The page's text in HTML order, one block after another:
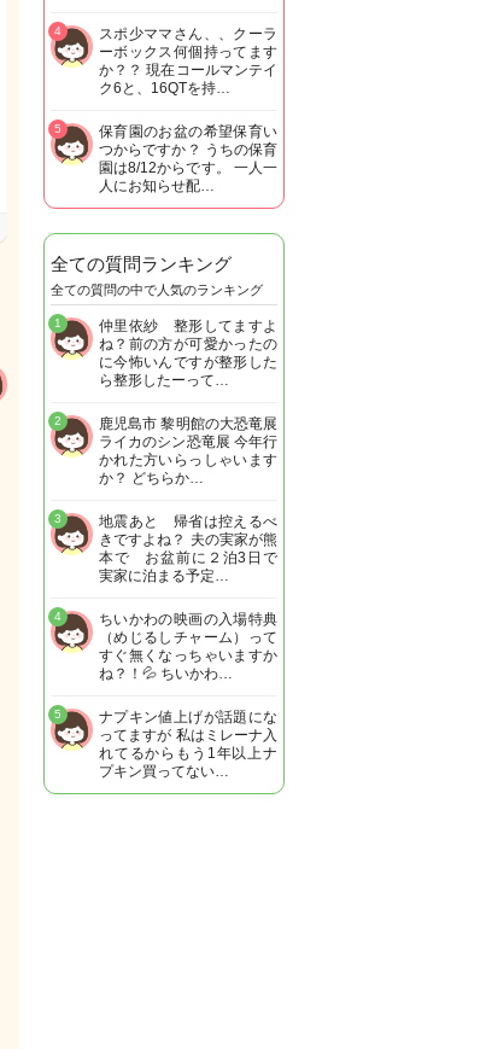
スポ少ママさん、、クーラ
ーボックス何個持ってます
か？？ 現在コールマンテイ
ク6と、16QTを持…
4
保育園のお盆の希望保育い
つからですか？ うちの保育
園は8/12からです。 一人一
人にお知らせ配…
5
全ての質問ランキング
全ての質問の中で人気のランキング
仲里依紗 整形してますよ
ね？前の方が可愛かったの
に今怖いんですが整形した
ら整形したーって…
1
鹿児島市 黎明館の大恐竜展
ライカのシン恐竜展 今年行
かれた方いらっしゃいます
か？ どちらか…
2
地震あと 帰省は控えるべ
きですよね？ 夫の実家が熊
本で お盆前に２泊3日で
実家に泊まる予定…
3
ちいかわの映画の入場特典
（めじるしチャーム）って
すぐ無くなっちゃいますか
ね？！💦 ちいかわ…
4
ナプキン値上げが話題にな
ってますが 私はミレーナ入
れてるからもう1年以上ナ
プキン買ってない…
5